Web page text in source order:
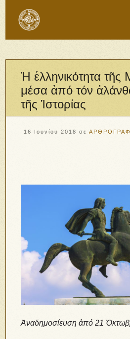
Ἡ ἑλληνικότητα τῆς
μέσα ἀπό τόν
τῆς Ἱστορίας
16 Ιουνίου 2018 σε
Ἀναδημοσίευση ἀπό 21